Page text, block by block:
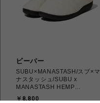
ビーバー
SUBU×MANASTASH/スブ×マ
ナスタッシュ/SUBU x
MANASTASH HEMP
￥8,800